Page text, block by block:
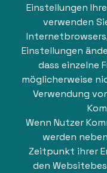
Einstellungen
verwenden
Einstellungen
dass einzelne
möglicherweise
Verwendung
Wenn Nutzer
werden
Zeitpunkt ihrer
den